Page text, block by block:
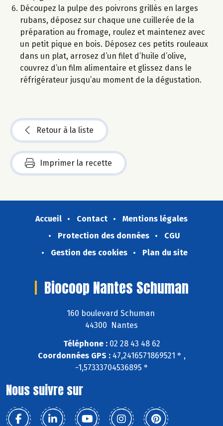
Découpez la pulpe des poivrons grillés en larges
rubans, déposez sur chaque une cuillerée de la
préparation au fromage, roulez et maintenez avec
un petit pique en bois. Déposez ces petits rouleaux
dans un plat, arrosez d’un filet d’huile d’olive,
couvrez d’un film alimentaire et glissez dans le
réfrigérateur jusqu’au moment de la dégustation.
Retour à la liste
Imprimer la recette
Accueil Contact
Mentions légales
Protection des données
CGU
Gestion des cookies
Plan du site
Biocoop Nantes Schuman
160 boulevard Schuman
44300 Nantes
Téléphone :02 28 43 48 62
Coordonnées GPS :47,2416571869521 ° ,
-1,57333704536895 °
Nous suivre sur